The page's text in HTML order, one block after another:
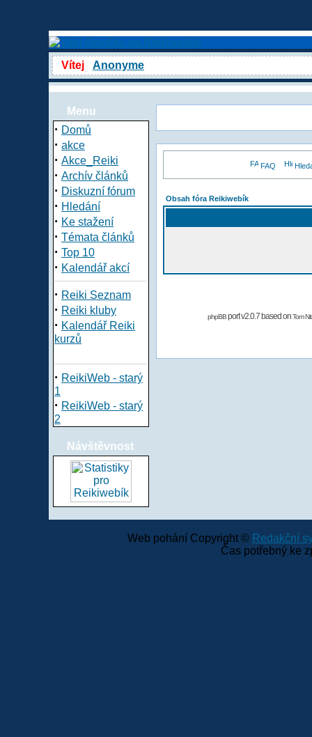
Vítej Anonyme
Menu
· Domů
· akce
· Akce_Reiki
· Archív článků
· Diskuzní fórum
· Hledání
· Ke stažení
· Témata článků
· Top 10
· Kalendář akcí
· Reiki Seznam
· Reiki kluby
· Kalendář Reiki
kurzů
· ReikiWeb - starý
1
· ReikiWeb - starý
2
Návštěvnost
FAQ
Obsah fóra Reikiwebík
phpBBport v2.0.7 based onTom
Web pohání Copyright © Redakční
Čas potřebný ke